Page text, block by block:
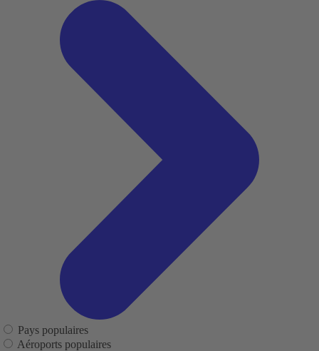
Pays populaires
Aéroports populaires